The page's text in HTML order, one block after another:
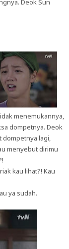
Deok Sun
menemukannya,
dompetnya. Deok
dompetnya lagi,
menyebut dirimu
kau lihat?! Kau
ya sudah.